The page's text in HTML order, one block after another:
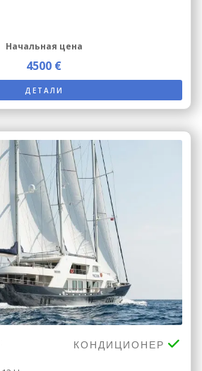
Начальная цена
4500 €
ДЕТАЛИ
КОНДИЦИОНЕР